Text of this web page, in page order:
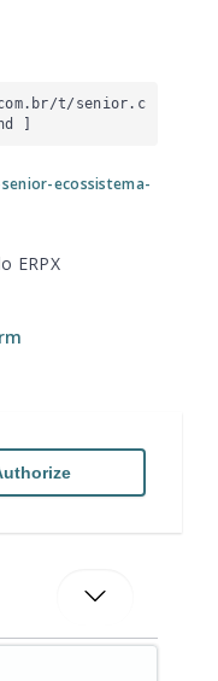
/t/senior.c
]
ecossistema-
ERPX